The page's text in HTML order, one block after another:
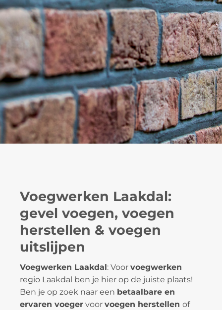
Voegwerken Laakdal:
gevel voegen, voegen
herstellen & voegen
uitslijpen
Voegwerken Laakdal : Voor voegwerken
regio Laakdal ben je hier op de juiste plaats!
Ben je op zoek naar een betaalbare en
ervaren voeger voor voegen herstellen of